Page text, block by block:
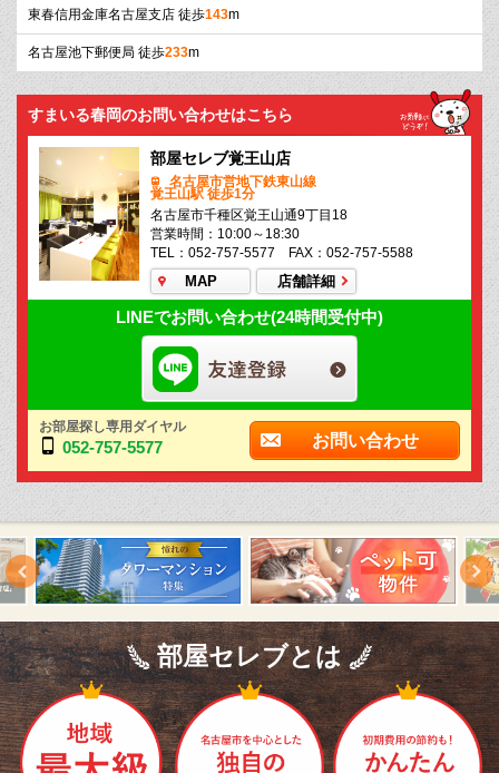
東春信用金庫名古屋支店 徒歩143m
名古屋池下郵便局 徒歩233m
すまいる春岡のお問い合わせはこちら
部屋セレブ覚王山店
名古屋市営地下鉄東山線
覚王山駅 徒歩1分
名古屋市千種区覚王山通9丁目18
営業時間：10:00～18:30
TEL：052-757-5577 FAX：052-757-5588
MAP 店舗詳細
LINEでお問い合わせ(24時間受付中)
お部屋探し専用ダイヤル
052-757-5577 お問い合わせ
部屋セレブとは